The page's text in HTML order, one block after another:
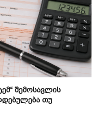
შემოსავლის
თუ